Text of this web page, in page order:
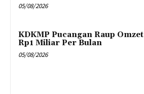
05/08/2026
KDKMP Pucangan Raup Omzet
Rp1 Miliar Per Bulan
05/08/2026